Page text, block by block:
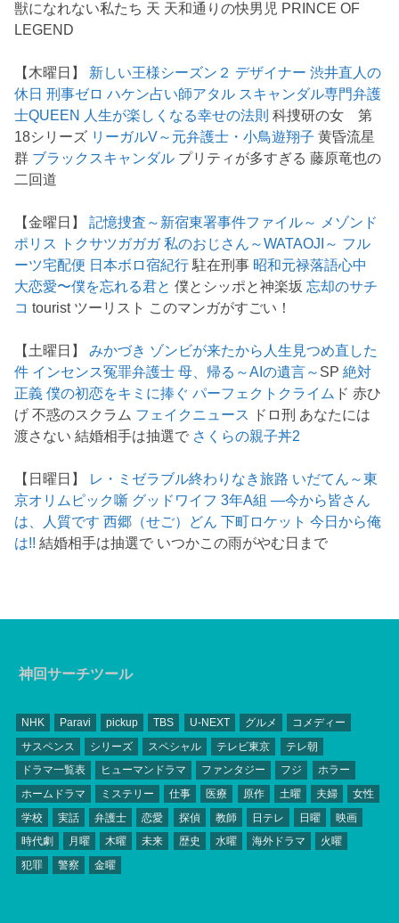
獣になれない私たち 天 天和通りの快男児 PRINCE OF
LEGEND
【木曜日】 新しい王様シーズン２ デザイナー 渋井直人の
休日 刑事ゼロ ハケン占い師アタル スキャンダル専門弁護
士QUEEN 人生が楽しくなる幸せの法則 科捜研の女 第
18シリーズ リーガルV～元弁護士・小鳥遊翔子 黄昏流星
群 ブラックスキャンダル プリティが多すぎる 藤原竜也の
二回道
【金曜日】記憶捜査～新宿東署事件ファイル～
メゾンド
ポリス
トクサツガガガ 私のおじさん～WATAOJI～ フル
ーツ宅配便 日本ボロ宿紀行 駐在刑事 昭和元禄落語心中
大恋愛〜僕を忘れる君と 僕とシッポと神楽坂忘却のサチ
コ tourist ツーリスト このマンガがすごい！
【土曜日】みかづき ゾンビが来たから人生見つめ直した
件 インセンス冤罪弁護士 母、帰る～AIの遺言～ SP絶対
正義 僕の初恋をキミに捧ぐ パーフェクトクライム ド 赤ひ
げ 不惑のスクラム フェイクニュース
ドロ刑 あなたには
渡さない 結婚相手は抽選で さくらの親子丼2
【日曜日】 レ・ミゼラブル終わりなき旅路 いだてん～東
京オリムピック噺 グッドワイフ 3年A組 ―今から皆さん
は、人質です 西郷（せご）どん 下町ロケット 今日から俺
は!! 結婚相手は抽選で いつかこの雨がやむ日まで
神回サーチツール
NHK Paravi pickup TBS U-NEXT グルメ
コメディー
サスペンス
シリーズ スペシャル テレビ東京
テレ朝
ドラマ一覧表
ヒューマンドラマ ファンタジー フジ
ホラー
ホームドラマ
ミステリー 仕事 医療 原作 土曜 夫婦
女性
学校
実話 弁護士 恋愛 探偵 教師 日テレ 日曜
映画
時代劇
月曜 木曜 未来 歴史 水曜 海外ドラマ
火曜
犯罪
警察 金曜